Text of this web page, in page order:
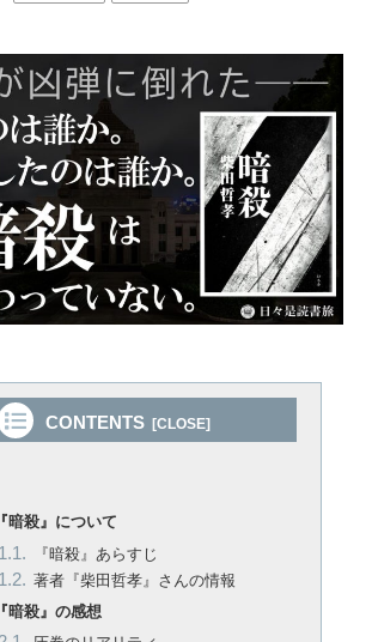
CONTENTS
『暗殺』について
『暗殺』あらすじ
著者『柴田哲孝』さんの情報
『暗殺』の感想